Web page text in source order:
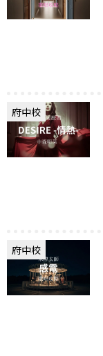
府中校
府中校